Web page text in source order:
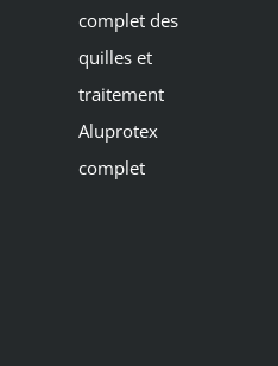
complet des
quilles et
traitement
Aluprotex
complet